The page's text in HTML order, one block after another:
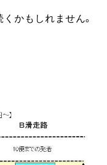
かもしれません。